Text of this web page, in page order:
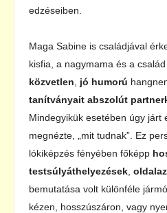
edzéseiben.
Maga Sabine is családjával
kisfia, a nagymama és a
közvetlen
jó humorú
tanítványait abszolút
Mindegyikük esetében úgy járt
megnézte, „mit tudnak”. Ez
lókiképzés fényében főképp
testsúlyáthelyezések
bemutatása volt különféle
kézen, hosszúszáron, vagy